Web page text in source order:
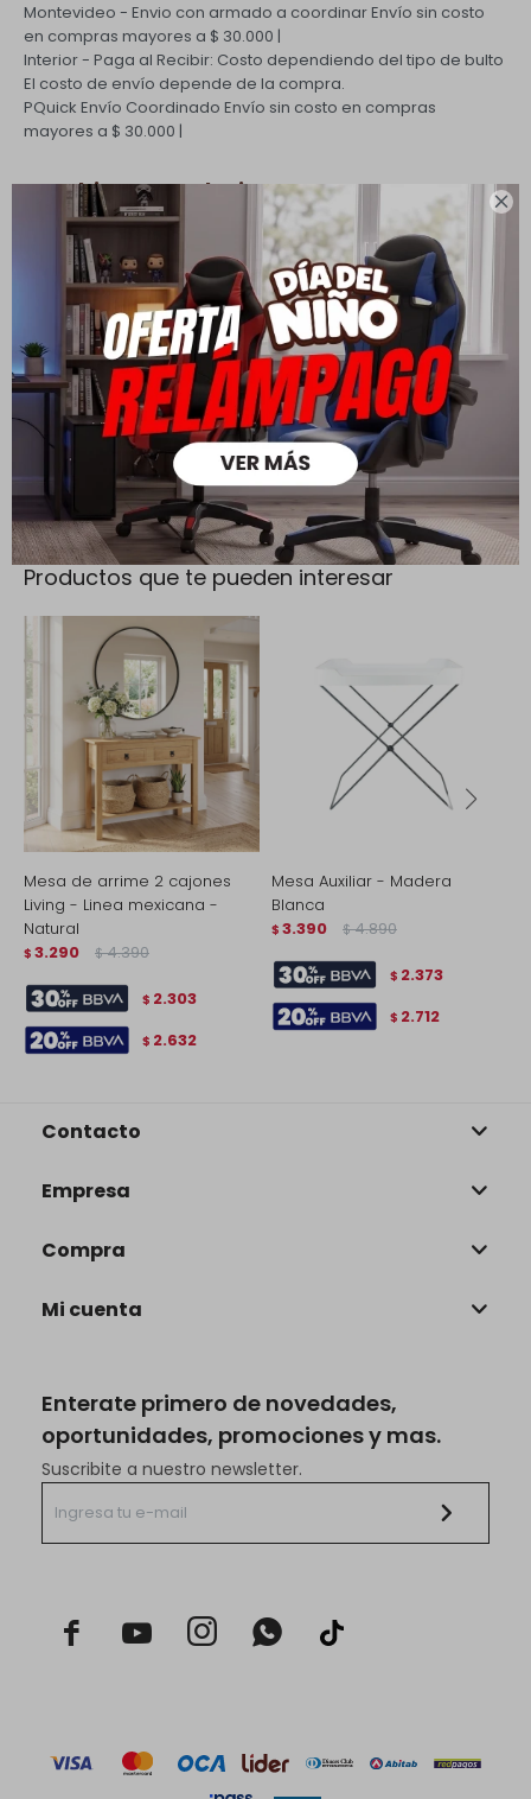

Montevideo - Envio con armado a coordinarEnvío sin costo
en compras mayores a $ 30.000 |
Interior - Paga al Recibir: Costo dependiendo del tipo de bulto
El costo de envío depende de la compra.
PQuick Envío Coordinado Envío sin costo en compras
mayores a $ 30.000 |
Cambios y Devoluciones
Todas las compras realizadas tienen un plazo de 5 días para
su cambio.
Ver mas
Medios de pago
Productos que te pueden interesar
Mesa de arrime 2 cajones
Living - Linea mexicana -
Natural
$ 3.290 $ 4.390
$ 2.303
$ 2.632
Mesa Auxiliar - Madera
Blanca
$ 3.390 $ 4.890
$ 2.373
$ 2.712
Enterate primero de novedades,
oportunidades, promociones y mas.
Suscribite a nuestro newsletter.
  
Contacto
Empresa
Compra
Mi cuenta